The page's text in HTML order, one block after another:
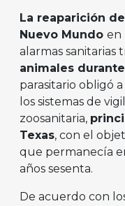
La reaparición
Nuevo Mundo en
alarmas sanitarias
animales
parasitario obligó
los sistemas de
zoosanitaria,
Texas, con el
que permanecía
años sesenta.
De acuerdo con